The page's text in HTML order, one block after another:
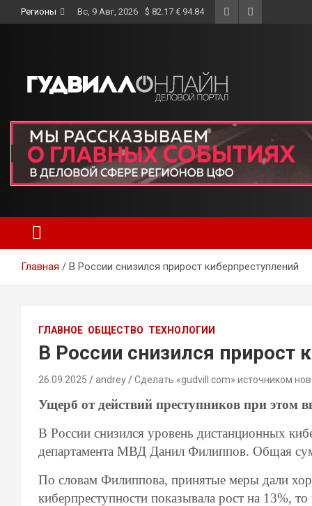
to
Регионы Вс, 9 Авг, 2026 $ 82.17 € 94.84
Главная В России снизился прирост киберпреступлений
ГЛАВНОЕ ОБЩЕСТВО ТЕХНОЛОГИИ
В России снизился прирост
26.09.2025 andrey Сделать «gudvill.com» источником
Ущерб от действий преступников при этом
В России снизился уровень дистанционных
департамента МВД Данил Филиппов. Общая
По словам Филиппова, принятые меры дали
киберпреступности показывала рост на 13%,